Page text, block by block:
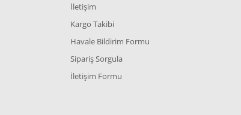
İletişim
Kargo Takibi
Havale Bildirim Formu
Sipariş Sorgula
İletişim Formu